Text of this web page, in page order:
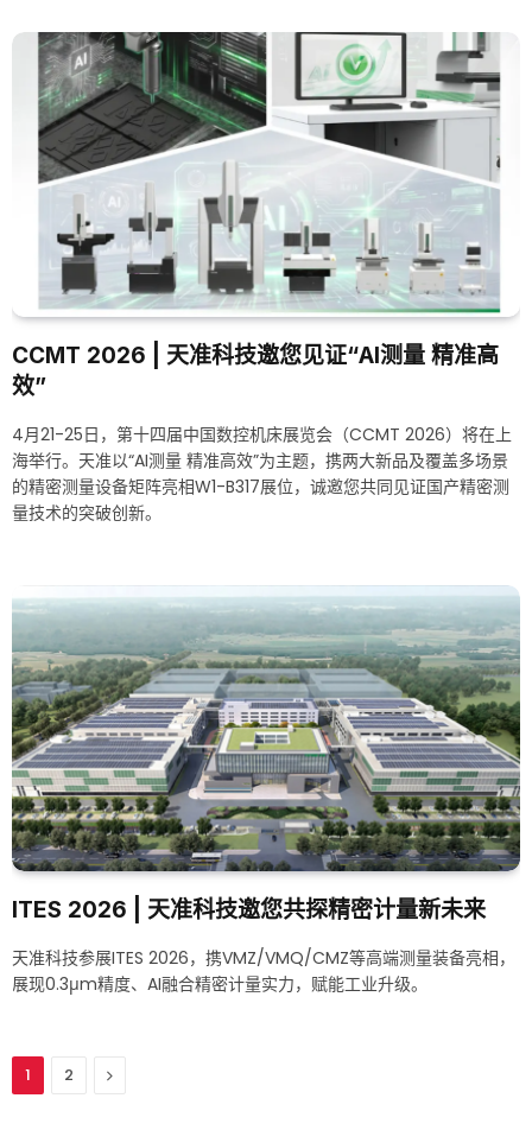
CCMT 2026 | 天准科技邀您见证“AI测量 精准高
效”
4月21-25日，第十四届中国数控机床展览会（CCMT 2026）将在上
海举行。天准以“AI测量 精准高效”为主题，携两大新品及覆盖多场景
的精密测量设备矩阵亮相W1-B317展位，诚邀您共同见证国产精密测
量技术的突破创新。
ITES 2026 | 天准科技邀您共探精密计量新未来
天准科技参展ITES 2026，携VMZ/VMQ/CMZ等高端测量装备亮相，
展现0.3μm精度、AI融合精密计量实力，赋能工业升级。
1 2
下